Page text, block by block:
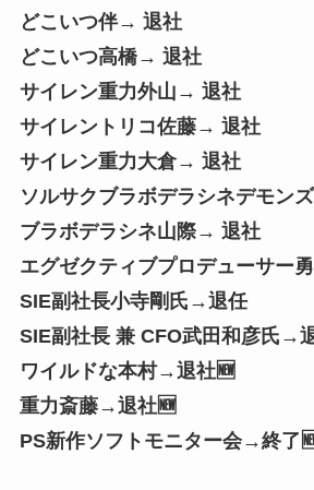
どこいつ伴→ 退社
どこいつ高橋→ 退社
サイレン重力外山→ 退社
サイレントリコ佐藤→ 退社
サイレン重力大倉→ 退社
ソルサクブラボデラシネデモン
ブラボデラシネ山際→ 退社
エグゼクティブプロデューサー
SIE副社長小寺剛氏→退任
SIE副社長 兼 CFO武田和彦氏→
ワイルドな本村→退社🆕
重力斎藤→退社🆕
PS新作ソフトモニター会→終了